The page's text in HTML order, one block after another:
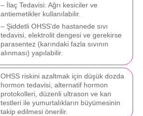
– İlaç Tedavisi: Ağrı kesiciler ve
antiemetikler kullanılabilir.
– Şiddetli OHSS’de hastanede sıvı
tedavisi, elektrolit dengesi ve gerekirse
parasentez (karındaki fazla sıvının
alınması) yapılabilir.
OHSS riskini azaltmak için düşük dozda
hormon tedavisi, alternatif hormon
protokolleri, düzenli ultrason ve kan
testleri ile yumurtalıkların büyümesinin
takip edilmesi önerilir.